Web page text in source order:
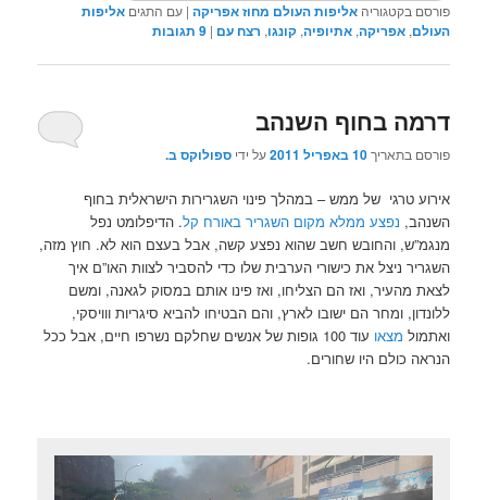
פורסם בקטגוריה אליפות העולם מחוז אפריקה |עם התגים אליפות
העולם,אפריקה,אתיופיה,קונגו, רצח עם |
9 תגובות
דרמה בחוף השנהב
פורסם בתאריך10 באפריל 2011 על ידיספולוקס ב.
אירוע טרגי של ממש – במהלך פינוי השגרירות הישראלית בחוף
השנהב, נפצע ממלא מקום השגריר באורח קל. הדיפלומט נפל
מנגמ”ש, והחובש חשב שהוא נפצע קשה, אבל בעצם הוא לא. חוץ מזה,
השגריר ניצל את כישורי הערבית שלו כדי להסביר לצוות האו”ם איך
לצאת מהעיר, ואז הם הצליחו, ואז פינו אותם במסוק לגאנה, ומשם
ללונדון, ומחר הם ישובו לארץ, והם הבטיחו להביא סיגריות ווויסקי,
ואתמול מצאו
עוד 100 גופות של אנשים שחלקם נשרפו חיים, אבל ככל
הנראה כולם היו שחורים.